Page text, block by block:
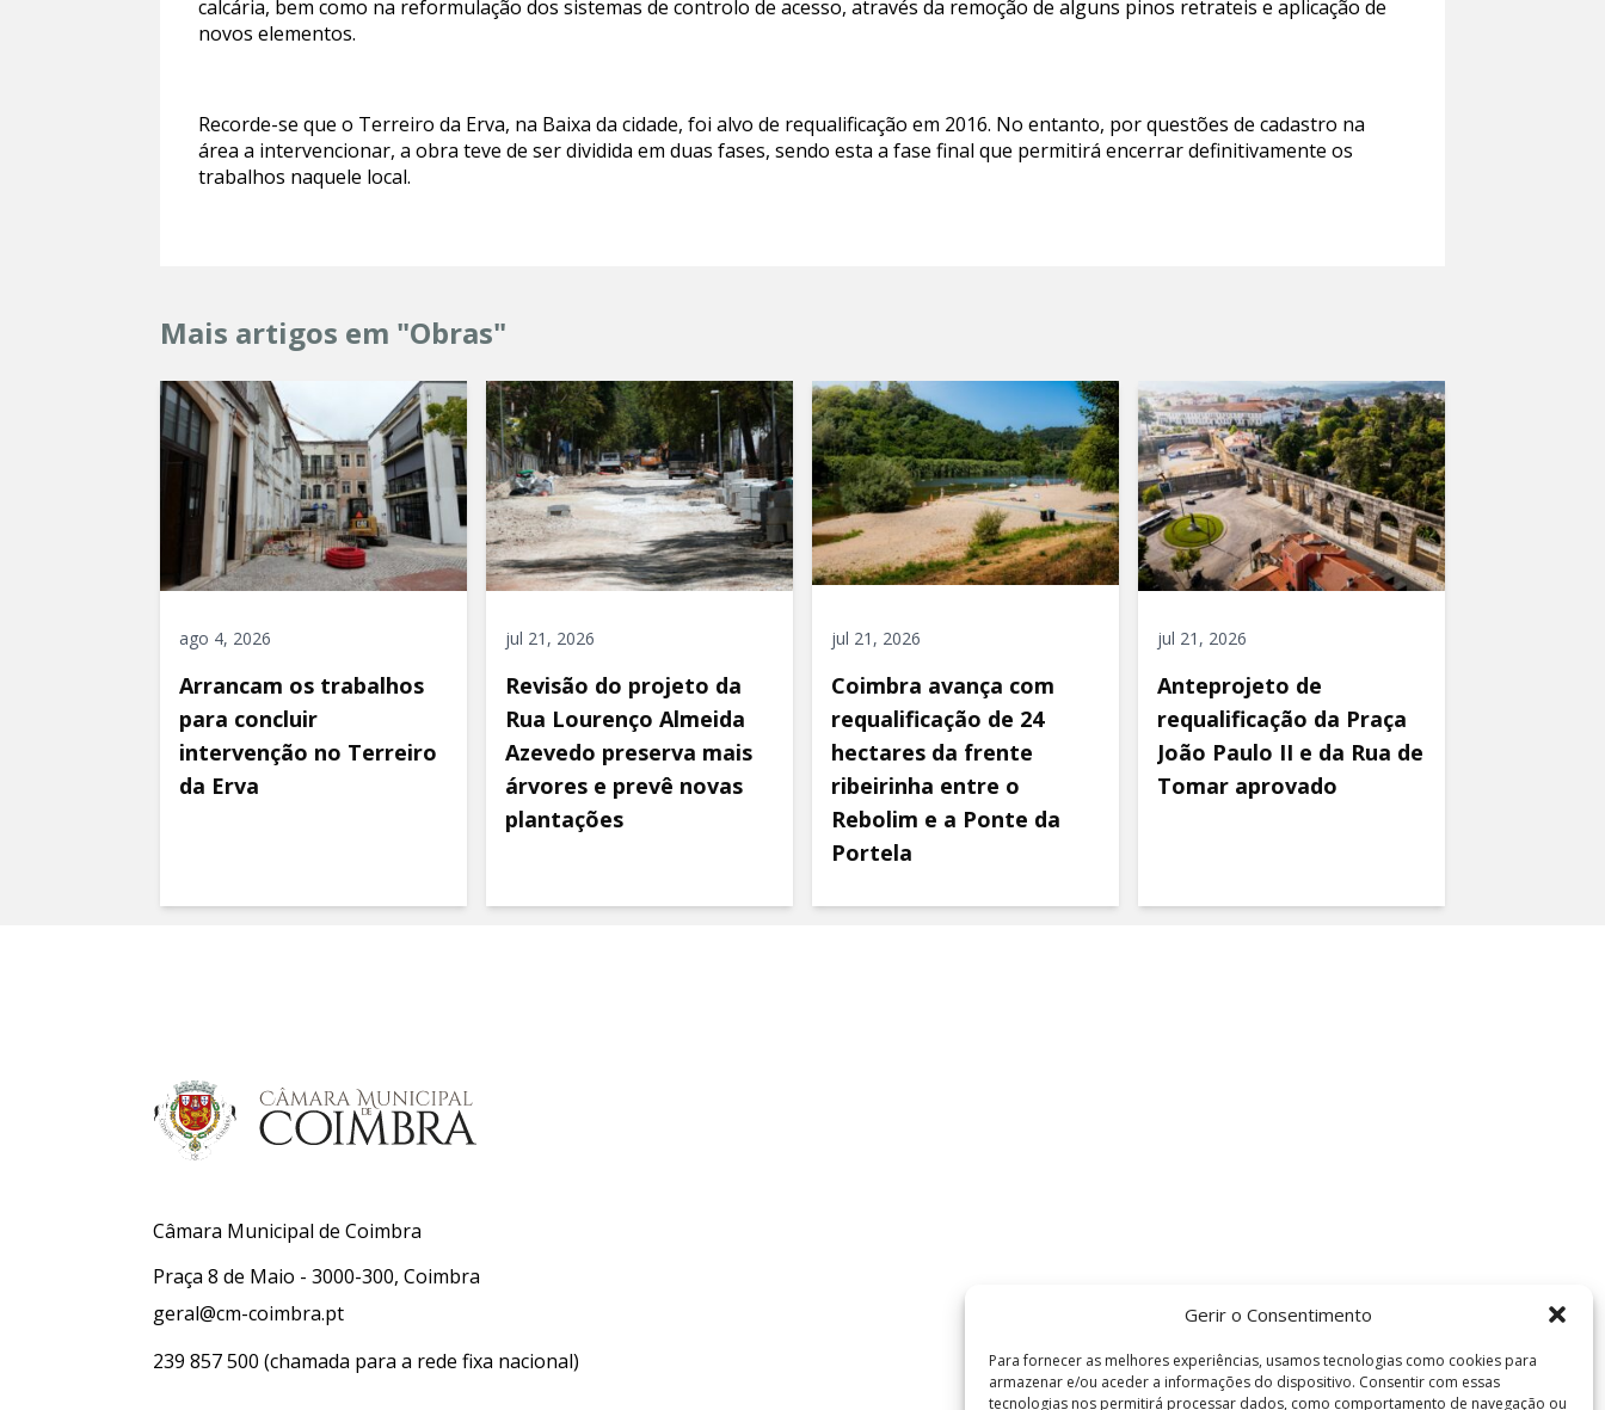
Gerir o Consentimento
Para fornecer as melhores experiências, usamos tecnologias como cookies para
armazenar e/ou aceder a informações do dispositivo. Consentir com essas
tecnologias nos permitirá processar dados, como comportamento de navegação ou
calcária, bem como na reformulação dos sistemas de controlo de acesso, através da remoção de alguns pinos retrateis e aplicação de
novos elementos.
Recorde-se que o Terreiro da Erva, na Baixa da cidade, foi alvo de requalificação em 2016. No entanto, por questões de cadastro na
área a intervencionar, a obra teve de ser dividida em duas fases, sendo esta a fase final que permitirá encerrar definitivamente os
trabalhos naquele local.
Mais artigos em "Obras"
ago 4, 2026
Arrancam os trabalhos
para concluir
intervenção no Terreiro
da Erva
jul 21, 2026
Revisão do projeto da
Rua Lourenço Almeida
Azevedo preserva mais
árvores e prevê novas
plantações
jul 21, 2026
Coimbra avança com
requalificação de 24
hectares da frente
ribeirinha entre o
Rebolim e a Ponte da
Portela
jul 21, 2026
Anteprojeto de
requalificação da Praça
João Paulo II e da Rua de
Tomar aprovado
Câmara Municipal de Coimbra
Praça 8 de Maio - 3000-300, Coimbra
geral@cm-coimbra.pt
239 857 500 (chamada para a rede fixa nacional)